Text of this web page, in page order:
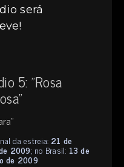
será
5: "Rosa
da estreia: 21 de
2009; no Brasil: 13 de
de 2009